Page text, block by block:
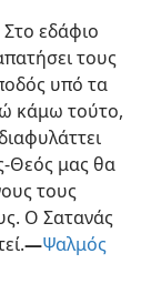
εδάφιο
τους
υπό τα
κάμω τούτο,
Θεός μας θα
τους
Ο Σατανάς
—Ψαλμός